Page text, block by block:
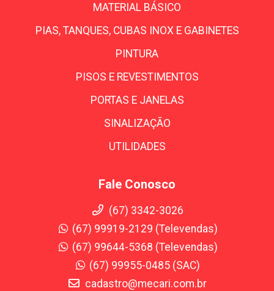
MATERIAL BÁSICO
PIAS, TANQUES, CUBAS INOX E GABINETES
PINTURA
PISOS E REVESTIMENTOS
PORTAS E JANELAS
SINALIZAÇÃO
UTILIDADES
Fale Conosco
(67) 3342-3026
(67) 99919-2129 (Televendas)
(67) 99644-5368 (Televendas)
(67) 99955-0485 (SAC)
cadastro@mecari.com.br